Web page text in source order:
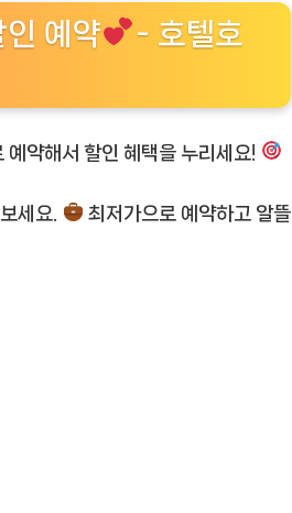
예약
- 호텔호
약해서 할인 혜택을 누리세요!
세요.
최저가으로 예약하고 알뜰